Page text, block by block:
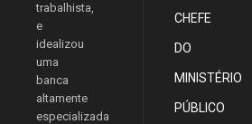
trabalhista,
e
idealizou
uma
banca
altamente
especializada
CHEFE
DO
MINISTÉRIO
PÚBLICO